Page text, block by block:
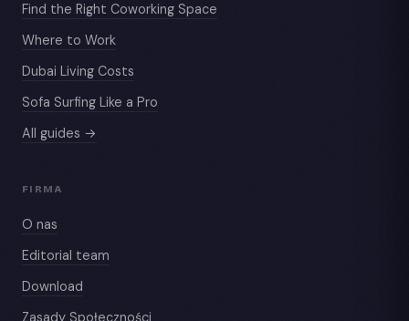
Find the Right Coworking Space
Where to Work
Dubai Living Costs
Sofa Surfing Like a Pro
All guides →
FIRMA
O nas
Editorial team
Download
Zasady Społeczności